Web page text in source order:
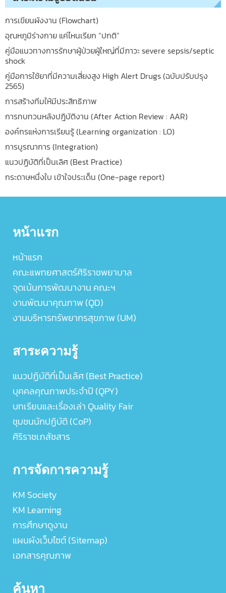
การเขียนผังงาน (Flowchart)
อุณหภูมิร่างกาย แค่ไหนเรียก “ปกติ”
คู่มือแนวทางการรักษาผู้ป่วยผู้ใหญ่ที่มีภาวะ severe sepsis/septic
shock
คู่มือการใช้ยาที่มีความเสี่ยงสูง High Alert Drugs (ฉบับปรับปรุง
2565)
การสร้างทีมให้มีประสิทธิภาพ
การทบทวนหลังปฎิบัติงาน (After Action Review : AAR)
องค์กรแห่งการเรียนรู้ (Learning organization : LO)
การบูรณาการ (Integration)
แนวปฏิบัติที่เป็นเลิศ (Best Practice)
กระดาษหนึ่งใบ เข้าใจประเด็น (One-page report)
หน้าแรก
หน้าแรก
คณะแพทยศาสตร์ศิริราชพยาบาล
จุดเน้นการพัฒนางาน คณะฯ
งานพัฒนาคุณภาพ (QD)
งานบริหารทรัพยากรสุขภาพ (UM)
สาระความรู้
แนวปฏิบัติที่เป็นเลิศ (Best Practice)
บุคคลคุณภาพประจำปี (QPY)
บทเรียนและเรื่องเล่า Quality Fair
ชุมชนนักปฏิบัติ (CoP)
ศิริราชเภสัชสาร
การจัดการความรู้
KM Society
KM Learning
การศึกษาดูงาน
แผนผังเว็บไซต์ (Sitemap)
เอกสารคุณภาพ
ค้นหา